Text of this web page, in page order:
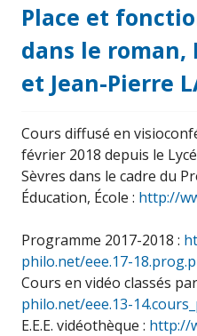
Place et
dans le roman,
et Jean-Pierre
Cours diffusé en
février 2018 depuis le
Sèvres dans le cadre du
Éducation, École : http://
Programme 2017-2018 :
philo.net/eee.17-
Cours en vidéo classés
philo.net/eee.13-
E.E.E. vidéothèque : http://